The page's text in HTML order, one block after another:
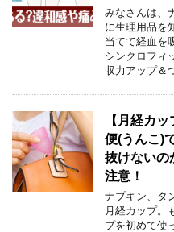
みなさんは、
に生理用品を
当てて経血を
シンクロフィ
収力アップ＆
【月経カ
便(うんこ)
抜けないの
注意！
ナプキン、タ
月経カップ。
プを初めて使